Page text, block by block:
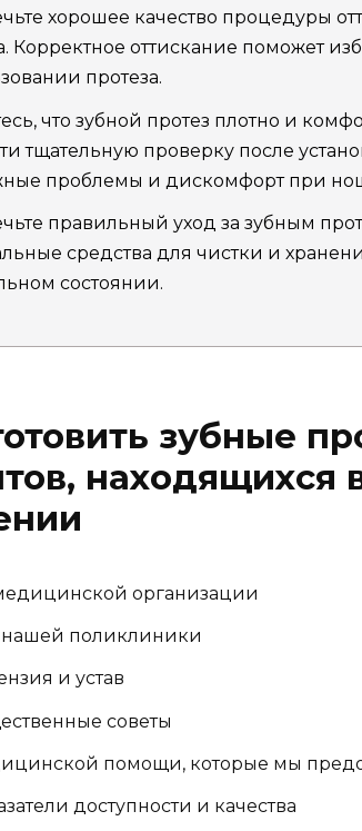
хорошее качество процедуры
Корректное оттискание поможет
протеза.
что зубной протез плотно и
тщательную проверку после
проблемы и дискомфорт при
правильный уход за зубным
средства для чистки и
состоянии.
зубные
находящихся
организации
нашей поликлиники
и устав
советы
помощи, которые мы
доступности и качества